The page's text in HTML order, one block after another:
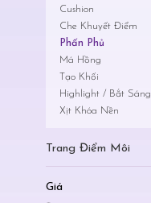
Cushion
Che Khuyết Điểm
Phấn Phủ
Má Hồng
Tạo Khối
Highlight / Bắt Sáng
Xịt Khóa Nền
Trang Điểm Môi
Giá